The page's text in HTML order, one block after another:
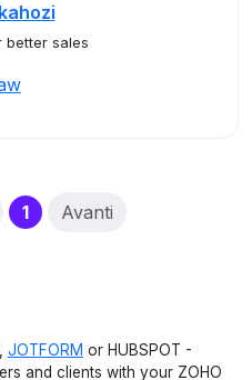
better sales
1(current)
Avanti
JOTFORM or HUBSPOT -
and clients with your ZOHO